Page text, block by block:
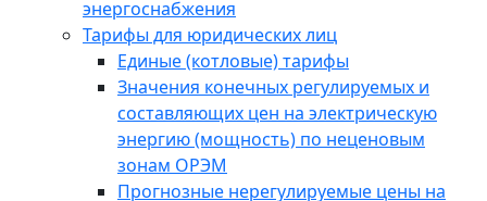
энергоснабжения
Тарифы для юридических лиц
Единые (котловые) тарифы
Значения конечных регулируемых и
составляющих цен на электрическую
энергию (мощность) по неценовым
зонам ОРЭМ
Прогнозные нерегулируемые цены на